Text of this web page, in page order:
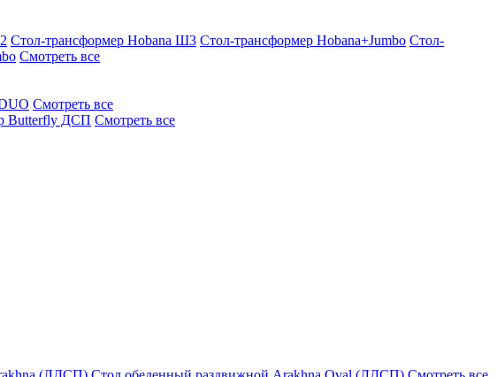
Стол-трансформер Hobana Ш3 Стол-трансформер Hobana+Jumbo Стол-
Смотреть все
Смотреть все
Butterfly ДСП Смотреть все